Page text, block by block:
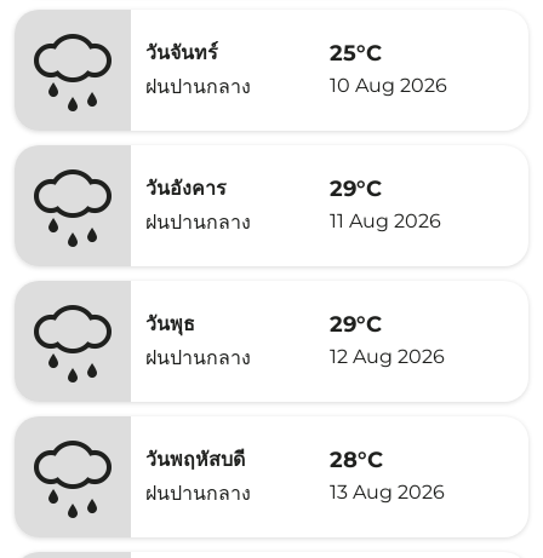
วันจันทร์
ฝนปานกลาง
25°C
10 Aug 2026
วันอังคาร
ฝนปานกลาง
29°C
11 Aug 2026
วันพุธ
ฝนปานกลาง
29°C
12 Aug 2026
วันพฤหัสบดี
ฝนปานกลาง
28°C
13 Aug 2026